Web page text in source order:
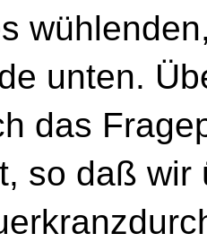
unten.
das
so daß wir